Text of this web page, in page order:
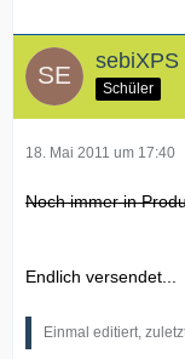
sebiXPS
Schüler
18. Mai 2011 um 17:40
Noch immer in
Endlich versendet...
Einmal editiert,